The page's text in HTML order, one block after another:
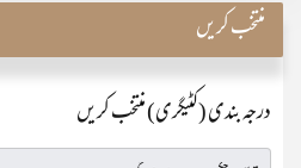
منتخب کریں
درجہ بندی (کٹیگری) منتخب کریں